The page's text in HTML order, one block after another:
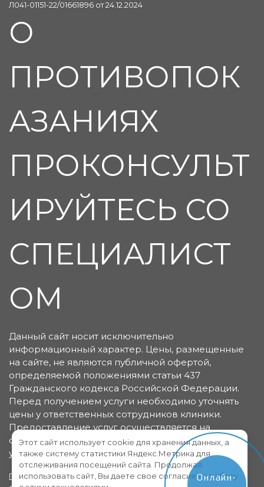
Л041-01151-22/01661896 от 24.12.2024
О
ПРОТИВОПОК
АЗАНИЯХ
ПРОКОНСУЛЬТ
ИРУЙТЕСЬ СО
СПЕЦИАЛИСТ
ОМ
Данный сайт носит исключительно
информационный характер. Цены, размещенные
на сайте, не являются публичной офертой,
определяемой положениями статьи 437
Гражданского кодекса Российской Федерации.
Перед получением услуги необходимо уточнять
цены у ответственных сотрудников клиники.
Предоставление услуг осуществляется на
основании договора об оказании медицинских
услуг.
Политика конфиденциальности ПользовательскоеОнлайн-
Этот сайт использует cookie для хранения данных, а
также систему статистики Яндекс.Метрика для
отслеживания посещений сайта. Продолжая
использовать сайт, Вы даете свое согласие на работу